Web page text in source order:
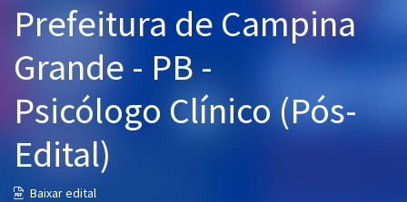
Graduação
OAB
Mentorias
Prefeitura de Campina
Grande - PB -
Psicólogo Clínico (Pós-
Edital)
Baixar edital